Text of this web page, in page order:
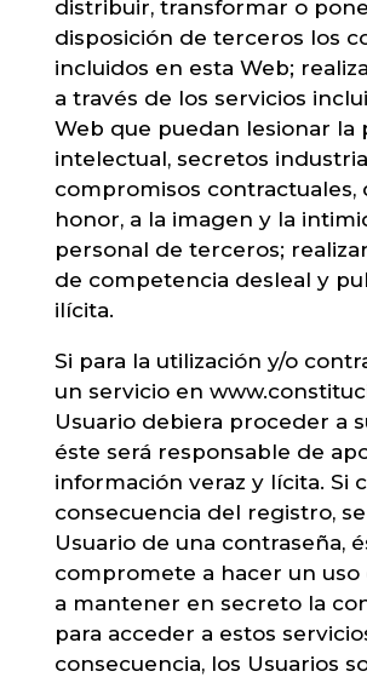
distribuir, transformar o
disposición de terceros los
incluidos en esta Web;
a través de los servicios
Web que puedan lesionar la
intelectual, secretos
compromisos contractuales,
honor, a la imagen y la
personal de terceros;
de competencia desleal y
ilícita.
Si para la utilización y/o
un servicio en
Usuario debiera proceder a
éste será responsable de
información veraz y lícita. Si
consecuencia del registro,
Usuario de una contraseña,
compromete a hacer un
a mantener en secreto la
para acceder a estos
consecuencia, los Usuarios